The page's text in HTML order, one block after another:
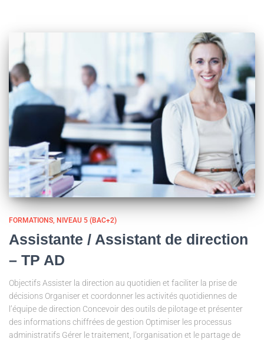
FORMATIONS NIVEAU 5 (BAC+2)
Assistante / Assistant de direction
– TP AD
Objectifs Assister la direction au quotidien et faciliter la prise de
décisions Organiser et coordonner les activités quotidiennes de
l’équipe de direction Concevoir des outils de pilotage et présenter
des informations chiffrées de gestion Optimiser les processus
administratifs Gérer le traitement, l’organisation et le partage de